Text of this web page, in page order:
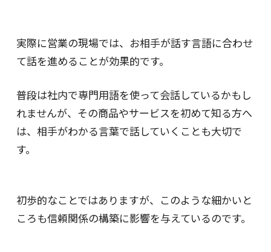
実際に営業の現場では、お相手が話す言語に合わせ
て話を進めることが効果的です。
普段は社内で専門用語を使って会話しているかもし
れませんが、その商品やサービスを初めて知る方へ
は、相手がわかる言葉で話していくことも大切で
す。
初歩的なことではありますが、このような細かいと
ころも信頼関係の構築に影響を与えているのです。